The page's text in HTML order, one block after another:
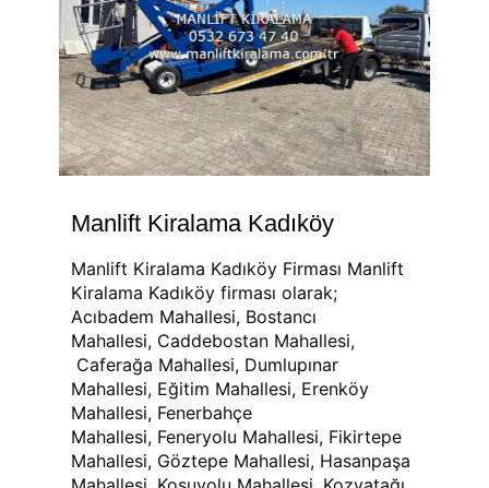
Manlift Kiralama Kadıköy
Manlift Kiralama Kadıköy Firması Manlift
Kiralama Kadıköy firması olarak;
Acıbadem Mahallesi, Bostancı
Mahallesi, Caddebostan Mahallesi,
Caferağa Mahallesi, Dumlupınar
Mahallesi, Eğitim Mahallesi, Erenköy
Mahallesi, Fenerbahçe
Mahallesi, Feneryolu Mahallesi, Fikirtepe
Mahallesi, Göztepe Mahallesi, Hasanpaşa